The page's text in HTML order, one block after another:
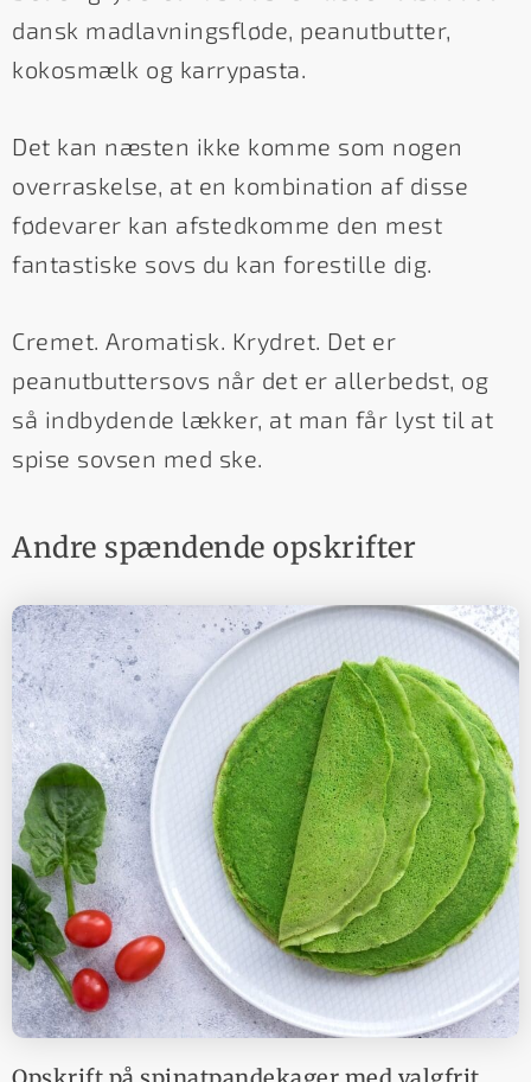
dansk madlavningsfløde, peanutbutter,
kokosmælk og karrypasta.
Det kan næsten ikke komme som nogen
overraskelse, at en kombination af disse
fødevarer kan afstedkomme den mest
fantastiske sovs du kan forestille dig.
Cremet. Aromatisk. Krydret. Det er
peanutbuttersovs når det er allerbedst, og
så indbydende lækker, at man får lyst til at
spise sovsen med ske.
Andre spændende opskrifter